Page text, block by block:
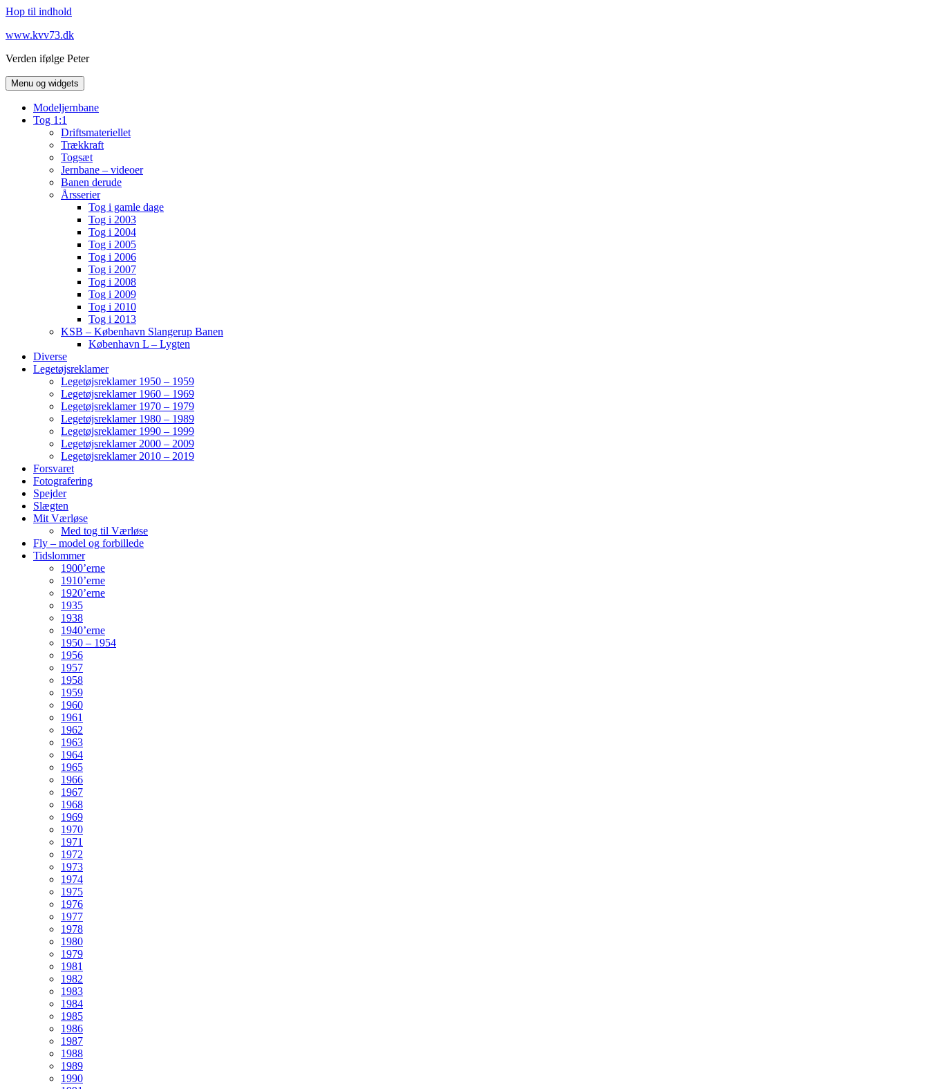
Hop til indhold
www.kvv73.dk
Verden ifølge Peter
Menu og widgets
Modeljernbane
Tog 1:1
Driftsmateriellet
Trækkraft
Togsæt
Jernbane – videoer
Banen derude
Årsserier
Tog i gamle dage
Tog i 2003
Tog i 2004
Tog i 2005
Tog i 2006
Tog i 2007
Tog i 2008
Tog i 2009
Tog i 2010
Tog i 2013
KSB – København Slangerup Banen
København L – Lygten
Diverse
Legetøjsreklamer
Legetøjsreklamer 1950 – 1959
Legetøjsreklamer 1960 – 1969
Legetøjsreklamer 1970 – 1979
Legetøjsreklamer 1980 – 1989
Legetøjsreklamer 1990 – 1999
Legetøjsreklamer 2000 – 2009
Legetøjsreklamer 2010 – 2019
Forsvaret
Fotografering
Spejder
Slægten
Mit Værløse
Med tog til Værløse
Fly – model og forbillede
Tidslommer
1900’erne
1910’erne
1920’erne
1935
1938
1940’erne
1950 – 1954
1956
1957
1958
1959
1960
1961
1962
1963
1964
1965
1966
1967
1968
1969
1970
1971
1972
1973
1974
1975
1976
1977
1978
1980
1979
1981
1982
1983
1984
1985
1986
1987
1988
1989
1990